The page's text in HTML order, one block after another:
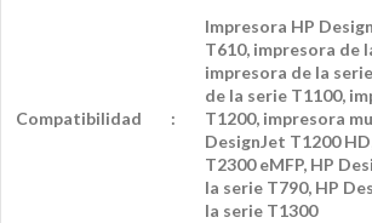
Compatibilidad :
Impresora HP
T610, impresora de
impresora de la
de la serie T1100,
T1200, impresora
DesignJet T1200
T2300 eMFP, HP
la serie T790, HP
la serie T1300